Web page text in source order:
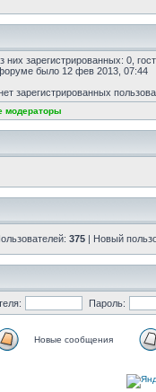
них зарегистрированных: 0,
было 12 фев 2013, 07:44
зарегистрированных
модераторы
375 | Новый
Пароль:
Новые сообщения